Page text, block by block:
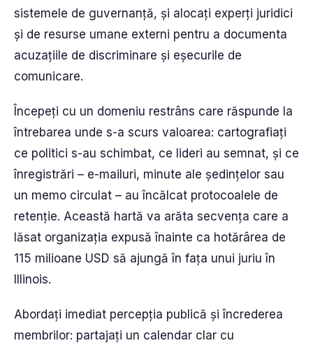
sistemele de guvernanță, și alocați experți juridici
și de resurse umane externi pentru a documenta
acuzațiile de discriminare și eșecurile de
comunicare.
Începeți cu un domeniu restrâns care răspunde la
întrebarea unde s-a scurs valoarea: cartografiați
ce politici s-au schimbat, ce lideri au semnat, și ce
înregistrări – e-mailuri, minute ale ședințelor sau
un memo circulat – au încălcat protocoalele de
retenție. Această hartă va arăta secvența care a
lăsat organizația expusă înainte ca hotărârea de
115 milioane USD să ajungă în fața unui juriu în
Illinois.
Abordați imediat percepția publică și încrederea
membrilor: partajați un calendar clar cu